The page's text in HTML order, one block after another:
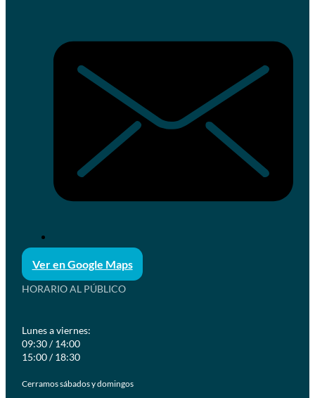
Ver en Google Maps
HORARIO AL PÚBLICO
Lunes a viernes:
09:30 / 14:00
15:00 / 18:30
Cerramos sábados y domingos